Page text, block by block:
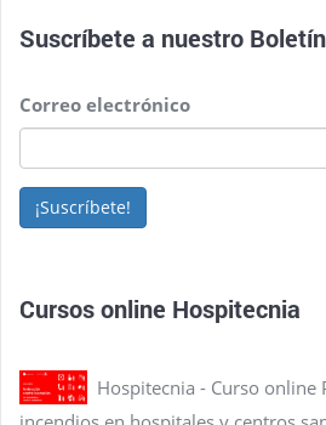
Suscríbete a nuestro Boletín
Correo electrónico
¡Suscríbete!
Cursos online Hospitecnia
Hospitecnia - Curso online